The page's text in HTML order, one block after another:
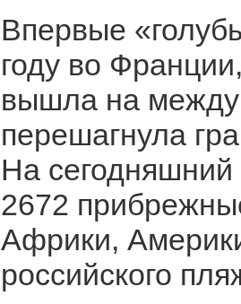
Впервые
году во
вышла на
перешагнула
На
2672
Африки,
российского